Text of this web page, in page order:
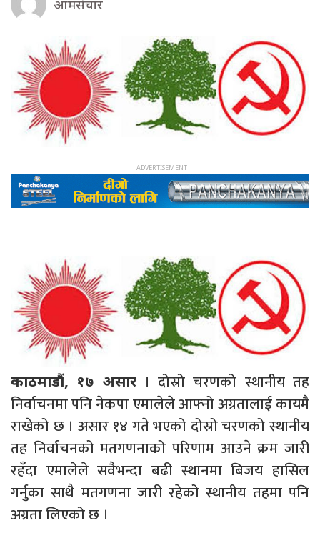
आमसंचार
काठमाडौं, १७ असार। दोस्रो चरणको स्थानीय तह
निर्वाचनमा पनि नेकपा एमालेले आफ्नो अग्रतालाई कायमै
राखेको छ । असार १४ गते भएको दोस्रो चरणको स्थानीय
तह निर्वाचनको मतगणनाको परिणाम आउने क्रम जारी
रहँदा एमालेले सवैभन्दा बढी स्थानमा बिजय हासिल
गर्नुका साथै मतगणना जारी रहेको स्थानीय तहमा पनि
अग्रता लिएको छ ।